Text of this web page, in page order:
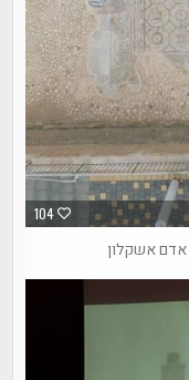
104
אדם אשקלון